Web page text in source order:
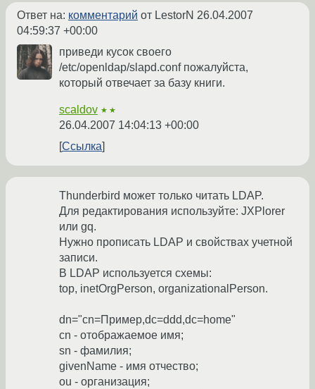
Ответ на: комментарий от LestorN 26.04.2007
04:59:37 +00:00
приведи кусок своего
/etc/openldap/slapd.conf пожалуйста,
который отвечает за базу книги.
scaldov ★★
26.04.2007 14:04:13 +00:00
Ссылка
Thunderbird может только читать LDAP.
Для редактирования используйте: JXPlorer
или gq.
Нужно прописать LDAP и свойствах учетной
записи.
В LDAP используется схемы:
top, inetOrgPerson, organizationalPerson.
dn="cn=Пример,dc=ddd,dc=home"
cn - отображаемое имя;
sn - фамилия;
givenName - имя отчество;
ou - организация;